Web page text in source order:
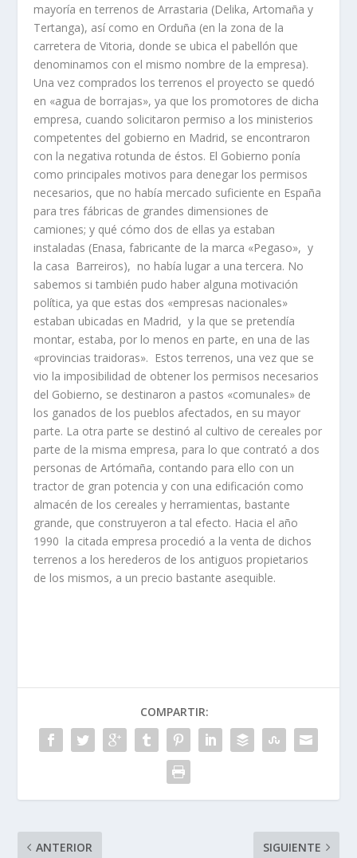
mayorí­a en terrenos de Arrastaria (Delika, Artomaña y
Tertanga), así­ como en Orduña (en la zona de la
carretera de Vitoria, donde se ubica el pabellón que
denominamos con el mismo nombre de la empresa).
Una vez comprados los terrenos el proyecto se quedó
en «agua de borrajas», ya que los promotores de dicha
empresa, cuando solicitaron permiso a los ministerios
competentes del gobierno en Madrid, se encontraron
con la negativa rotunda de éstos. El Gobierno poní­a
como principales motivos para denegar los permisos
necesarios, que no habí­a mercado suficiente en España
para tres fábricas de grandes dimensiones de
camiones; y qué cómo dos de ellas ya estaban
instaladas (Enasa, fabricante de la marca «Pegaso», y
la casa Barreiros), no habí­a lugar a una tercera. No
sabemos si también pudo haber alguna motivación
polí­tica, ya que estas dos «empresas nacionales»
estaban ubicadas en Madrid, y la que se pretendí­a
montar, estaba, por lo menos en parte, en una de las
«provincias traidoras». Estos terrenos, una vez que se
vio la imposibilidad de obtener los permisos necesarios
del Gobierno, se destinaron a pastos «comunales» de
los ganados de los pueblos afectados, en su mayor
parte. La otra parte se destinó al cultivo de cereales por
parte de la misma empresa, para lo que contrató a dos
personas de Artómaña, contando para ello con un
tractor de gran potencia y con una edificación como
almacén de los cereales y herramientas, bastante
grande, que construyeron a tal efecto. Hacia el año
1990 la citada empresa procedió a la venta de dichos
terrenos a los herederos de los antiguos propietarios
de los mismos, a un precio bastante asequible.
COMPARTIR:
ANTERIOR SIGUIENTE